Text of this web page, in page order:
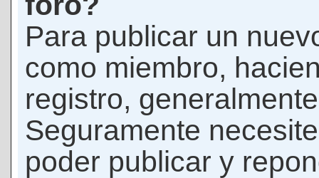
Para publicar un
como miembro,
registro,
Seguramente
poder publicar y